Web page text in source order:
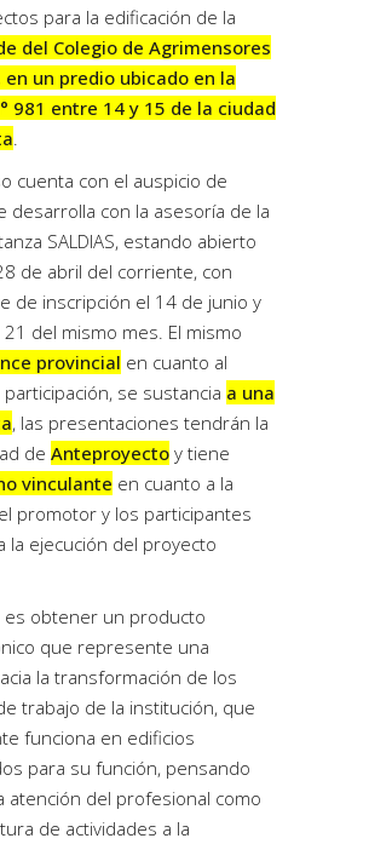
para la edificación de la
del Colegio de Agrimensores
en un predio ubicado en la
981 entre 14 y 15 de la ciudad
cuenta con el auspicio de
desarrolla con la asesoría de la
SALDIAS, estando abierto
de abril del corriente, con
de inscripción el 14 de junio y
del mismo mes. El mismo
provincial en cuanto al
se sustancia a una
, las presentaciones tendrán la
de Anteproyecto y tiene
vinculante en cuanto a la
promotor y los participantes
la ejecución del proyecto
es obtener un producto
que represente una
la transformación de los
trabajo de la institución, que
funciona en edificios
para su función, pensando
atención del profesional como
de actividades a la